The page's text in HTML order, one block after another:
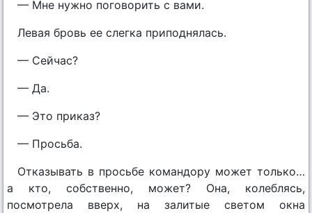
— Мне нужно поговорить с вами.
Левая бровь ее слегка приподнялась.
— Сейчас?
— Да.
— Это приказ?
— Просьба.
Отказывать в просьбе командору может только…
а кто, собственно, может? Она, колеблясь,
посмотрела вверх, на залитые светом окна